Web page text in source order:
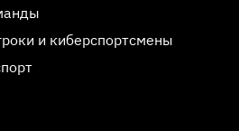
и киберспортсмены